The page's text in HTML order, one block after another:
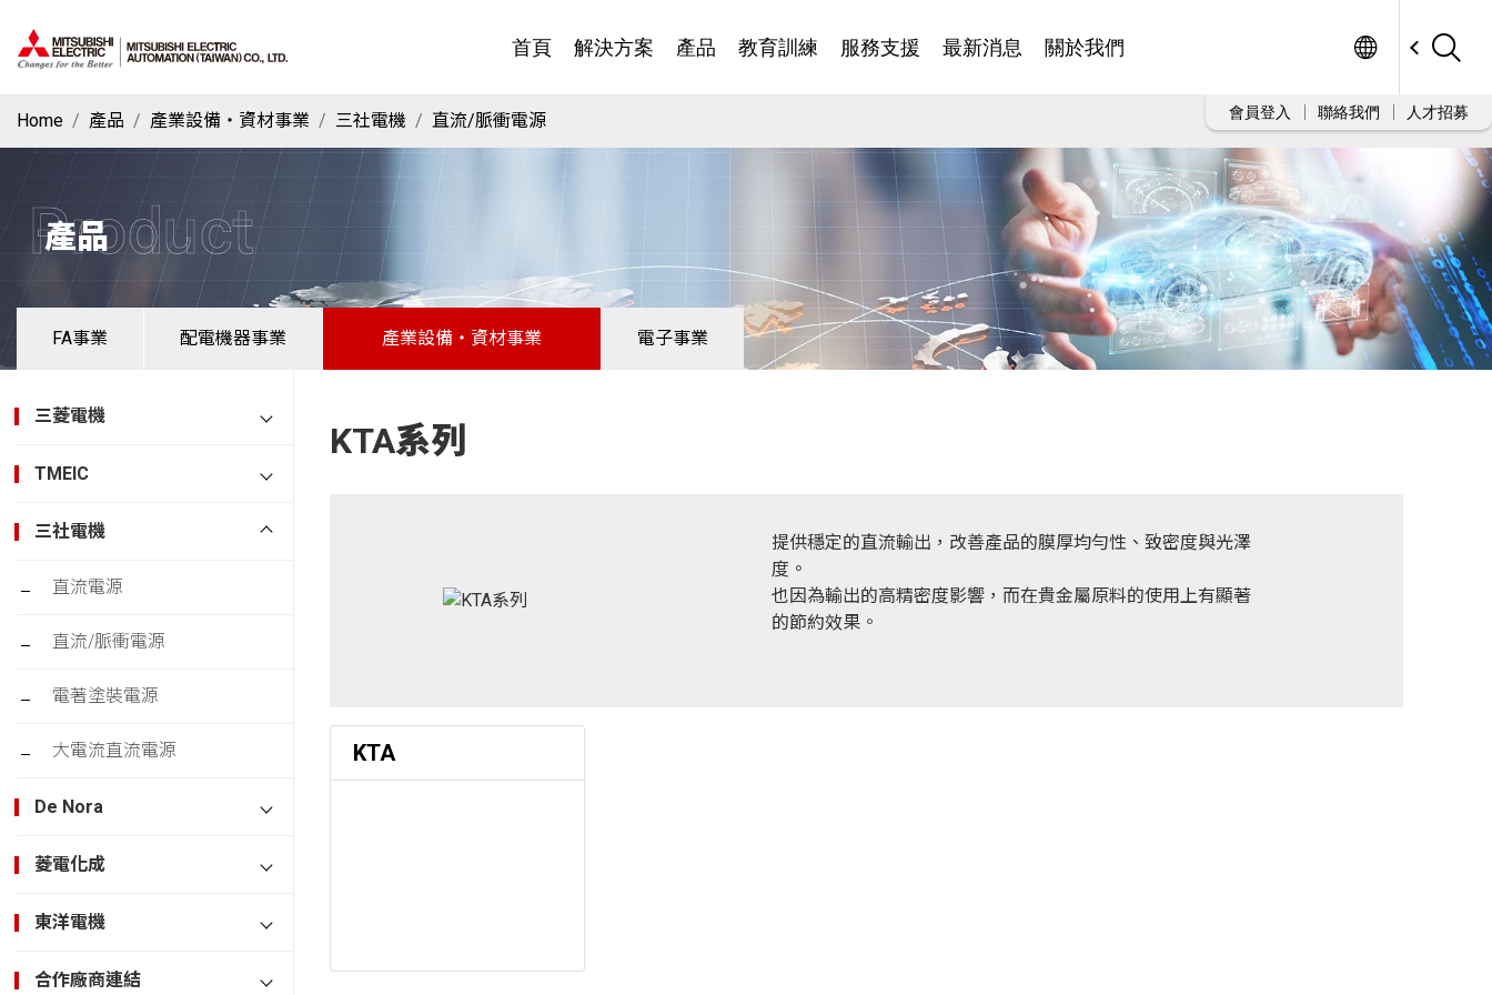
首頁 解決方案 產品 教育訓練 服務支援 最新消息 關於我們
會員登入 聯絡我們 人才招募
Home 產品 產業設備・資材事業 三社電機 直流/脈衝電源
產品
Product
FA事業 配電機器事業 產業設備・資材事業 電子事業
三菱電機
TMEIC
三社電機
直流電源
直流/脈衝電源
電著塗裝電源
大電流直流電源
De Nora
菱電化成
東洋電機
合作廠商連結
KTA系列
提供穩定的直流輸出，改善產品的膜厚均勻性、致密度與光澤
度。
也因為輸出的高精密度影響，而在貴金屬原料的使用上有顯著
的節約效果。
KTA